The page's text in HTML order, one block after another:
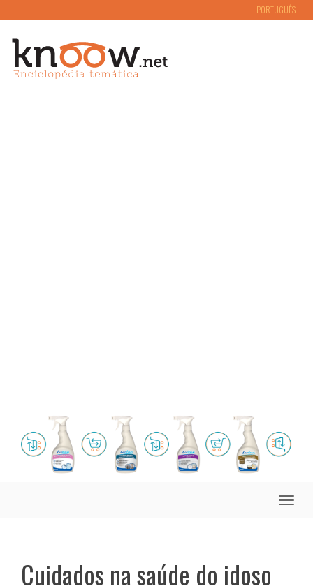
PORTUGUÊS
Toggle
Cuidados na saúde do idoso